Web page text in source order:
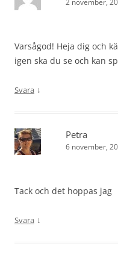
2 november,
Varsågod! Heja dig och
igen ska du se och kan
Svara ↓
Petra
6 november,
Tack och det hoppas jag
Svara ↓